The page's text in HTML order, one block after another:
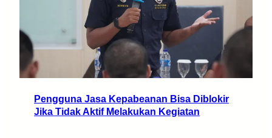
Pengguna Jasa Kepabeanan Bisa Diblokir
Jika Tidak Aktif Melakukan Kegiatan